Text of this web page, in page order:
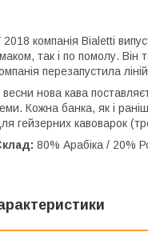
2018 компанія Bialetti
так і по помолу. Він
перезапустила
весни нова кава
Кожна банка, як і
гейзерних кавоварок
80% Арабіка / 20%